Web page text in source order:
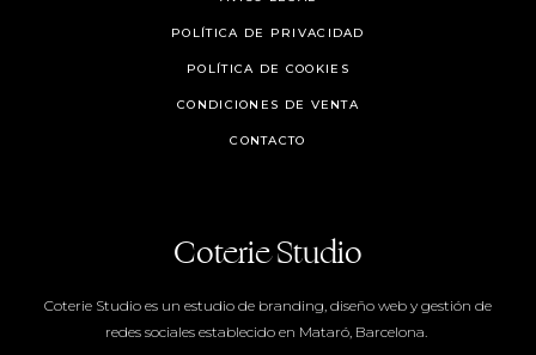
POLÍTICA DE PRIVACIDAD
POLÍTICA DE COOKIES
CONDICIONES DE VENTA
CONTACTO
Coterie Studio
Coterie Studio es un estudio de branding, diseño web y gestión de
redes sociales establecido en Mataró, Barcelona.